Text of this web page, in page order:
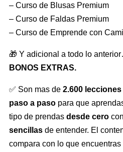
– Curso de Blusas Premium
– Curso de Faldas Premium
– Curso de Emprende con
🎁 Y adicional a todo lo
BONOS EXTRAS.
✅ Son mas de 2.600
paso a paso para que
tipo de prendas desde cero
sencillas de entender. El
compara con lo que encuentras